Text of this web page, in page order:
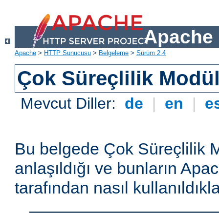
Apache
Apache > HTTP Sunucusu > Belgeleme > Sürüm 2.4
Çok Süreçlilik
Mevcut Diller: de | en |
Bu belgede Çok Süreçlilik
anlaşıldığı ve bunların
tarafından nasıl